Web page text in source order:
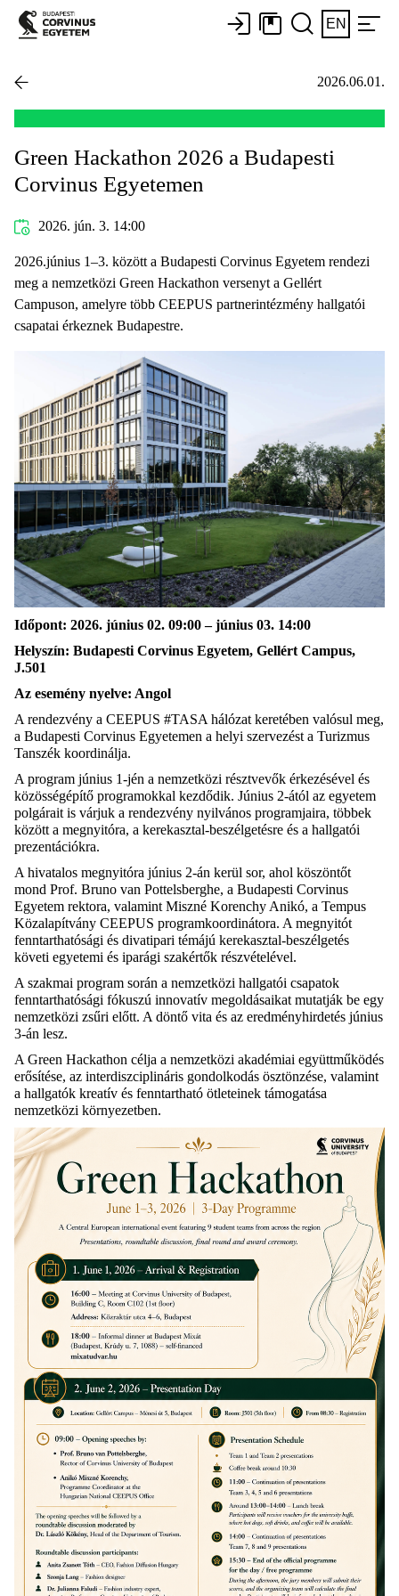
EN
2026.06.01.
Green Hackathon 2026 a Budapesti
Corvinus Egyetemen
2026. jún. 3. 14:00
2026.június 1–3. között a Budapesti Corvinus Egyetem rendezi
meg a nemzetközi Green Hackathon versenyt a Gellért
Campuson, amelyre több CEEPUS partnerintézmény hallgatói
csapatai érkeznek Budapestre.
Időpont: 2026. június 02. 09:00 – június 03. 14:00
Helyszín: Budapesti Corvinus Egyetem, Gellért Campus,
J.501
Az esemény nyelve: Angol
A rendezvény a CEEPUS #TASA hálózat keretében valósul meg,
a Budapesti Corvinus Egyetemen a helyi szervezést a Turizmus
Tanszék koordinálja.
A program június 1-jén a nemzetközi résztvevők érkezésével és
közösségépítő programokkal kezdődik. Június 2-ától az egyetem
polgárait is várjuk a rendezvény nyilvános programjaira, többek
között a megnyitóra, a kerekasztal-beszélgetésre és a hallgatói
prezentációkra.
A hivatalos megnyitóra június 2-án kerül sor, ahol köszöntőt
mond Prof. Bruno van Pottelsberghe, a Budapesti Corvinus
Egyetem rektora, valamint Miszné Korenchy Anikó, a Tempus
Közalapítvány CEEPUS programkoordinátora. A megnyitót
fenntarthatósági és divatipari témájú kerekasztal-beszélgetés
követi egyetemi és iparági szakértők részvételével.
A szakmai program során a nemzetközi hallgatói csapatok
fenntarthatósági fókuszú innovatív megoldásaikat mutatják be egy
nemzetközi zsűri előtt. A döntő vita és az eredményhirdetés június
3-án lesz.
A Green Hackathon célja a nemzetközi akadémiai együttműködés
erősítése, az interdiszciplináris gondolkodás ösztönzése, valamint
a hallgatók kreatív és fenntartható ötleteinek támogatása
nemzetközi környezetben.